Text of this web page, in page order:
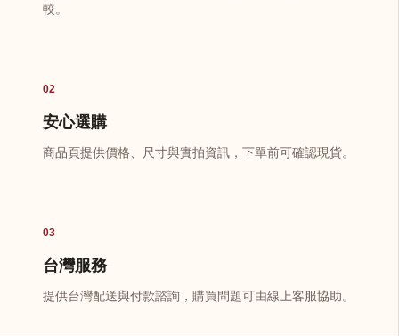
較。
02
安心選購
商品頁提供價格、尺寸與實拍資訊，下單前可確認現貨。
03
台灣服務
提供台灣配送與付款諮詢，購買問題可由線上客服協助。